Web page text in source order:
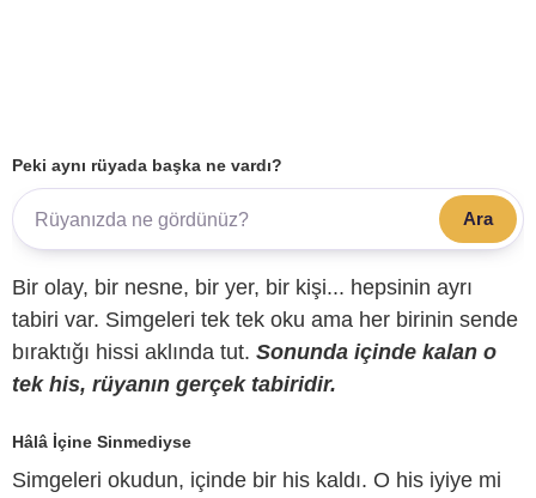
Peki aynı rüyada başka ne vardı?
Ara
Bir olay, bir nesne, bir yer, bir kişi... hepsinin ayrı
tabiri var. Simgeleri tek tek oku ama her birinin sende
bıraktığı hissi aklında tut. Sonunda içinde kalan o
tek his, rüyanın gerçek tabiridir.
Hâlâ İçine Sinmediyse
Simgeleri okudun, içinde bir his kaldı. O his iyiye mi